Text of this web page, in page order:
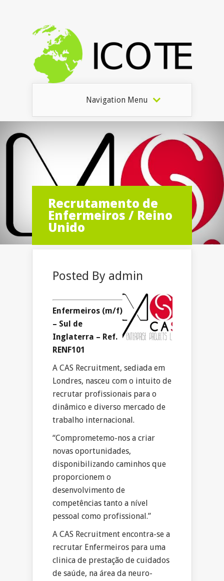
Navigation Menu
Recrutamento de
Enfermeiros / Reino
Unido
Posted By admin
Enfermeiros (m/f)
– Sul de
Inglaterra – Ref.
RENF101
A CAS Recruitment, sediada em
Londres, nasceu com o intuito de
recrutar profissionais para o
dinâmico e diverso mercado de
trabalho internacional.
“Comprometemo-nos a criar
novas oportunidades,
disponibilizando caminhos que
proporcionem o
desenvolvimento de
competências tanto a nível
pessoal como profissional.”
A CAS Recruitment encontra-se a
recrutar Enfermeiros para uma
clinica de prestação de cuidados
de saúde, na área da neuro-